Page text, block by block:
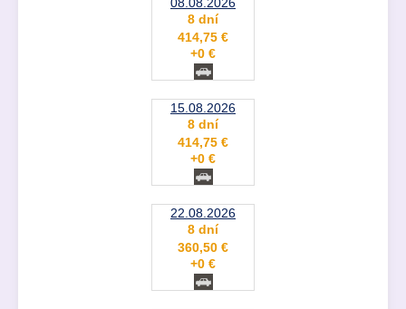
8 dní
414,75 €
+0 €
15.08.2026
8 dní
414,75 €
+0 €
22.08.2026
8 dní
360,50 €
+0 €